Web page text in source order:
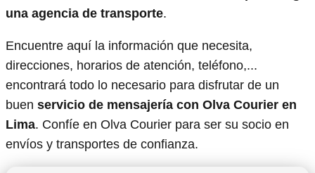
una agencia de transporte.
Encuentre aquí la información que necesita,
direcciones, horarios de atención, teléfono,...
encontrará todo lo necesario para disfrutar de un
buen servicio de mensajería con Olva Courier en
Lima. Confíe en Olva Courier para ser su socio en
envíos y transportes de confianza.